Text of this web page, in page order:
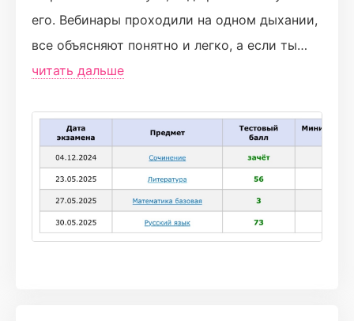
его. Вебинары проходили на одном дыхании,
все объясняют понятно и легко, а если ты
вдруг не понял, можешь смело писать в чат -
бесконечно отрабатывать задания из
экзамена и темы, в которых хуже
разбираешься. Раз в месяц дают решать
полный вариант егэ, чтобы отслеживать
прогресс. Преподаватели веселые, на одной
читать дальше